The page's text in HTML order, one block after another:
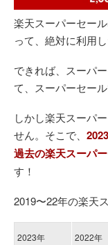
楽天スーパーセー
って、絶対に利用
できれば、スーパ
て、スーパーセー
しかし楽天スーパ
せん。そこで、
過去の楽天スーパ
す！
2019〜22年の楽天
2023年 2022年